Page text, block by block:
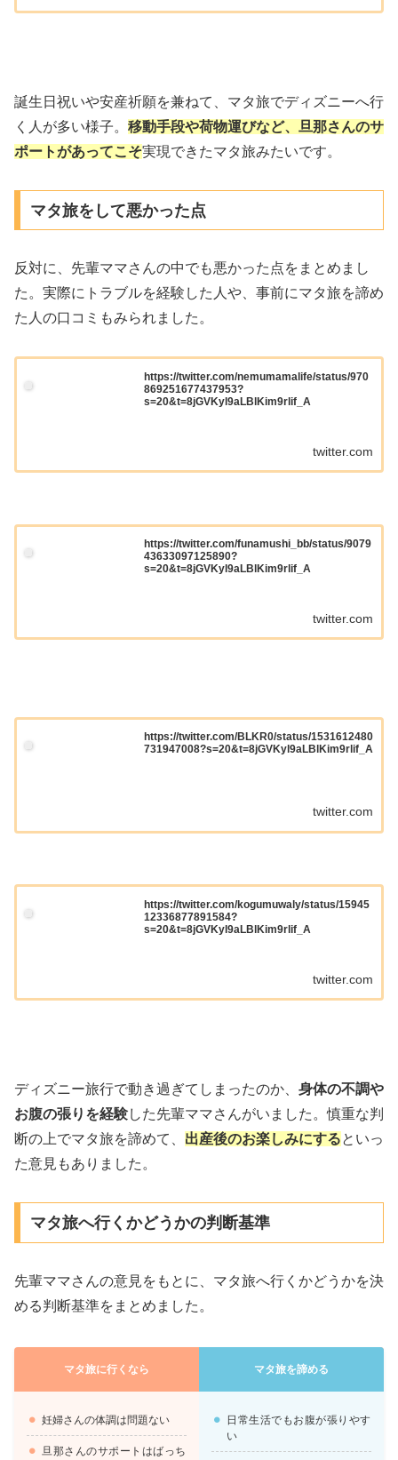
誕生日祝いや安産祈願を兼ねて、マタ旅でディズニーへ行
く人が多い様子。 移動手段や荷物運びなど、旦那さんのサ
ポートがあってこそ実現できたマタ旅みたいです。
マタ旅をして悪かった点
反対に、先輩ママさんの中でも悪かった点をまとめまし
た。実際にトラブルを経験した人や、事前にマタ旅を諦め
た人の口コミもみられました。
https://twitter.com/nemumamalife/status/970
869251677437953?
s=20&t=8jGVKyl9aLBlKim9rlif_A
twitter.com
https://twitter.com/funamushi_bb/status/9079
43633097125890?
s=20&t=8jGVKyl9aLBlKim9rlif_A
twitter.com
https://twitter.com/BLKR0/status/1531612480
731947008?s=20&t=8jGVKyl9aLBlKim9rlif_A
twitter.com
https://twitter.com/kogumuwaly/status/15945
12336877891584?
s=20&t=8jGVKyl9aLBlKim9rlif_A
twitter.com
ディズニー旅行で動き過ぎてしまったのか、 身体の不調や
お腹の張りを経験した先輩ママさんがいました。慎重な判
断の上でマタ旅を諦めて、 出産後のお楽しみにするといっ
た意見もありました。
マタ旅へ行くかどうかの判断基準
先輩ママさんの意見をもとに、マタ旅へ行くかどうかを決
める判断基準をまとめました。
マタ旅に行くなら マタ旅を諦める
妊婦さんの体調は問題ない
旦那さんのサポートはばっち
日常生活でもお腹が張りやす
い